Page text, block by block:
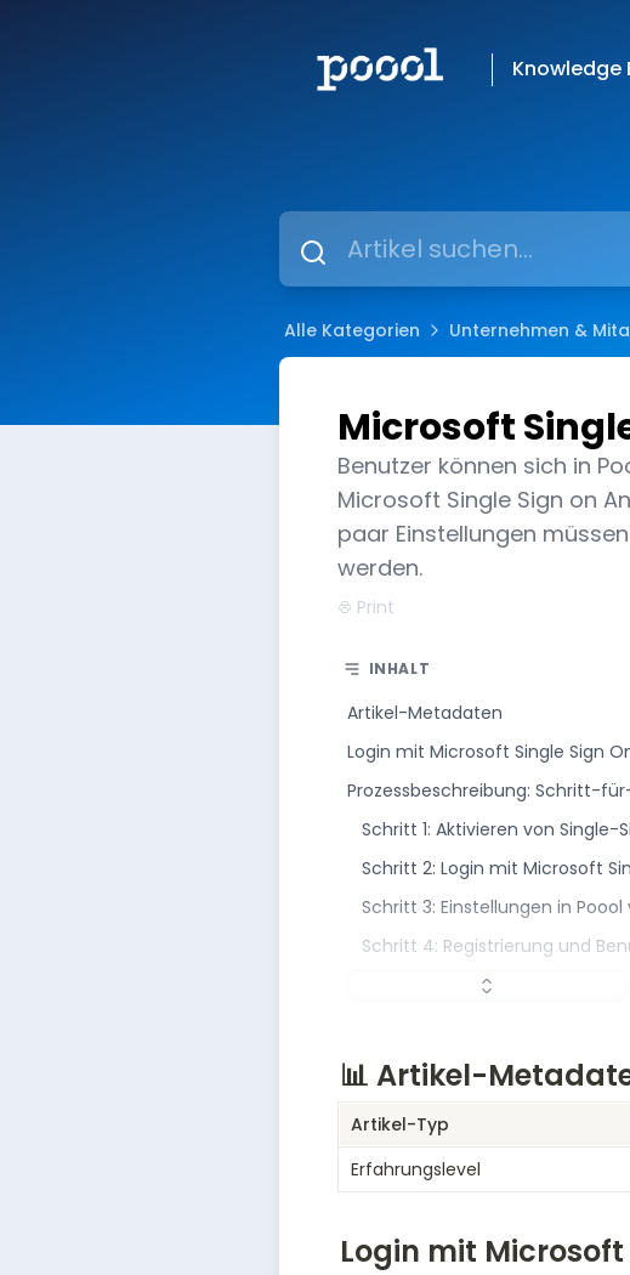
Knowledge
Alle Kategorien Unternehmen &
Microsoft
Benutzer können sich in
Microsoft Single Sign on
paar Einstellungen
werden.
Print
INHALT
Artikel-Metadaten
Login mit Microsoft Single Sign
Prozessbeschreibung: Schritt-
Schritt 1: Aktivieren von
Schritt 2: Login mit Microsoft
Schritt 3: Einstellungen in
Schritt 4: Registrierung und
📊 Artikel-
Artikel-Typ
Erfahrungslevel
Login mit Microsoft